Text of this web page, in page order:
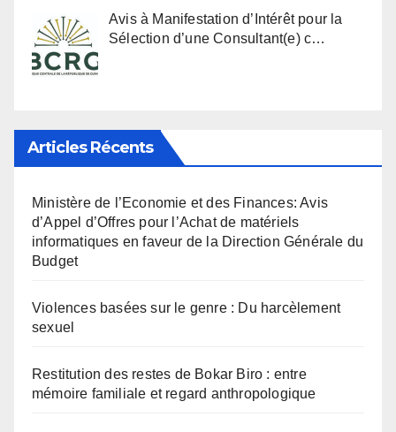
Avis à Manifestation d’Intérêt pour la
Sélection d’une Consultant(e) c…
Articles Récents
Ministère de l’Economie et des Finances: Avis
d’Appel d’Offres pour l’Achat de matériels
informatiques en faveur de la Direction Générale du
Budget
Violences basées sur le genre : Du harcèlement
sexuel
Restitution des restes de Bokar Biro : entre
mémoire familiale et regard anthropologique